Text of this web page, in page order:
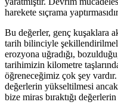
harekete sıçrama
Bu değerler, genç kuşaklara
tarih bilinciyle
erozyona uğradığı,
tarihimizin kilometre
öğreneceğimiz çok şey
değerlerin yükseltilmesi
bize miras bıraktığı